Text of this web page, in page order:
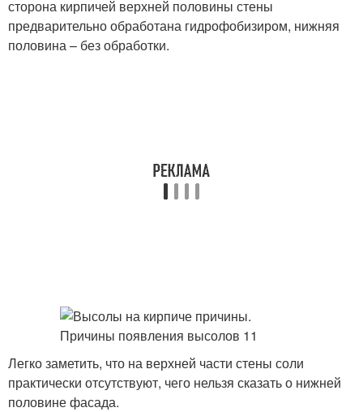
сторона кирпичей верхней половины стены
предварительно обработана гидрофобизиром, нижняя
половина – без обработки.
Легко заметить, что на верхней части стены соли
практически отсутствуют, чего нельзя сказать о нижней
половине фасада.